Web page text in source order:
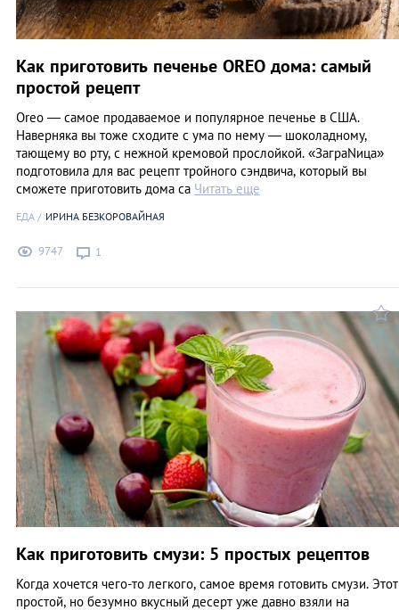
Как приготовить печенье OREO дома: самый
простой рецепт
Oreo — самое продаваемое и популярное печенье в США.
Наверняка вы тоже сходите с ума по нему — шоколадному,
тающему во рту, с нежной кремовой прослойкой. «ЗаграNица»
подготовила для вас рецепт тройного сэндвича, который вы
сможете приготовить дома са Читать еще
ЕДА ИРИНА БЕЗКОРОВАЙНАЯ
9747 1
Как приготовить смузи: 5 простых рецептов
Когда хочется чего-то легкого, самое время готовить смузи. Этот
простой, но безумно вкусный десерт уже давно взяли на